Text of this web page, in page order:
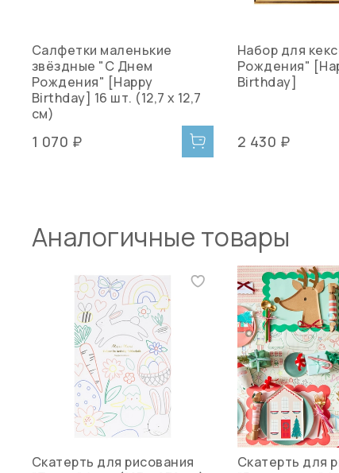
Салфетки маленькие
звёздные "С Днем
Рождения" [Happy
Birthday] 16 шт. (12,7 x 12,7
см)
1 070 ₽
Набор для
Рождения"
Birthday]
2 430 ₽
Аналогичные товары
Скатерть для рисования
Скатерть для